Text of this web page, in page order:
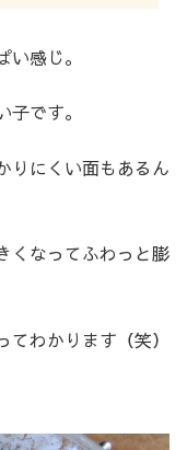
感じ。
です。
りにくい面もあるん
くなってふわっと膨
わかります（笑）